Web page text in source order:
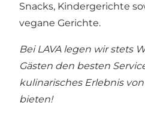
Snacks, Kindergerichte
vegane Gerichte.
Bei LAVA legen wir stets
Gästen den besten
kulinarisches Erlebnis
bieten!